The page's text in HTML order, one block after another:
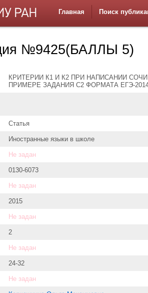
Главная Поиск
№9425(БАЛЛЫ 5)
КРИТЕРИИ К1 И К2 ПРИ НАПИСАНИИ
ПРИМЕРЕ ЗАДАНИЯ С2 ФОРМАТА ЕГЭ-
Статья
Иностранные языки в школе
Не задан
0130-6073
Не задан
2015
Не задан
2
Не задан
24-32
Не задан